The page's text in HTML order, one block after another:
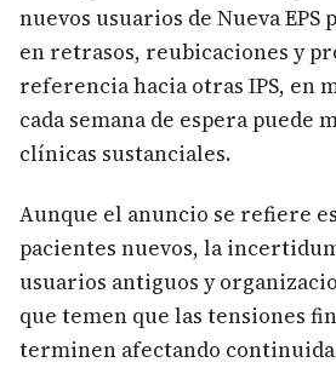
nuevos usuarios de Nueva
en retrasos, reubicaciones y
referencia hacia otras IPS, en
cada semana de espera puede
clínicas sustanciales.
Aunque el anuncio se refiere
pacientes nuevos, la
usuarios antiguos y
que temen que las tensiones
terminen afectando